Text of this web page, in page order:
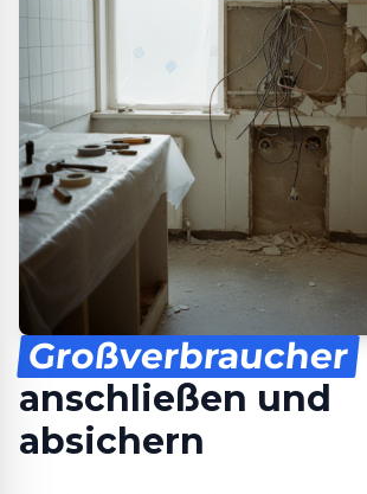
Großverbraucher
anschließen und
absichern